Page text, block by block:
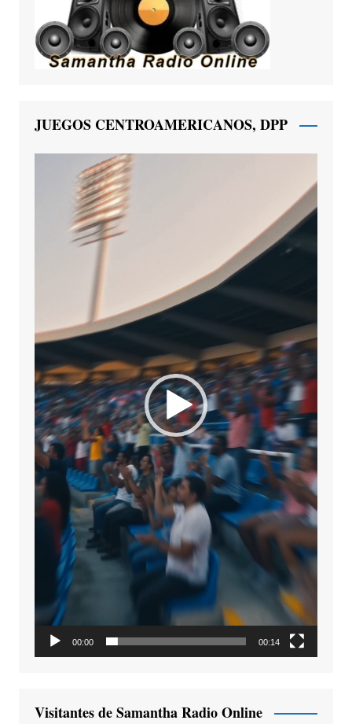
JUEGOS CENTROAMERICANOS, DPP
Reproductor
00:00 00:14
Visitantes de Samantha Radio Online